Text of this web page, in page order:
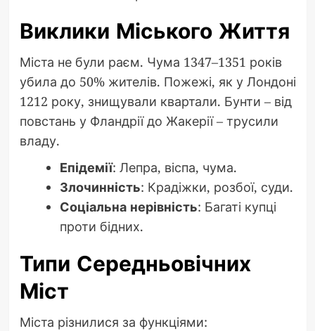
Виклики Міського Життя
Міста не були раєм. Чума 1347–1351 років
убила до 50% жителів. Пожежі, як у Лондоні
1212 року, знищували квартали. Бунти – від
повстань у Фландрії до Жакерії – трусили
владу.
Епідемії: Лепра, віспа, чума.
Злочинність: Крадіжки, розбої, суди.
Соціальна нерівність: Багаті купці
проти бідних.
Типи Середньовічних
Міст
Міста різнилися за функціями: